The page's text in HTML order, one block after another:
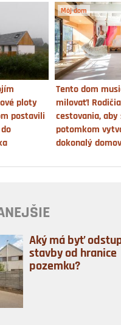
ploty
postavili
Môj dom
Tento dom
milovať!
cestovania, aby
potomkom
dokonalý domov
Aký má byť
stavby od hranice
pozemku?